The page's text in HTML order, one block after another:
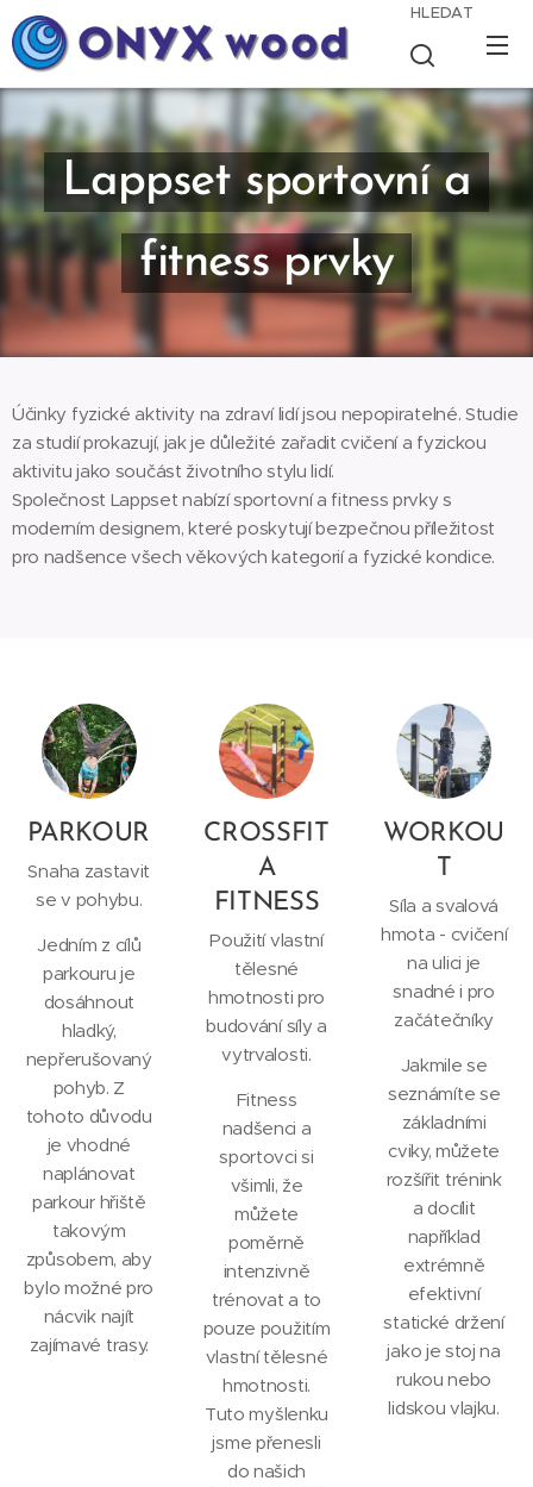
HLEDAT
Lappset sportovní a
fitness prvky
Účinky fyzické aktivity na zdraví lidí jsou nepopiratelné. Studie
za studií prokazují, jak je důležité zařadit cvičení a fyzickou
aktivitu jako součást životního stylu lidí.
Společnost Lappset nabízí sportovní a fitness prvky s
moderním designem, které poskytují bezpečnou příležitost
pro nadšence všech věkových kategorií a fyzické kondice.
PARKOUR
Snaha zastavit
se v pohybu.
Jedním z cílů
parkouru je
dosáhnout
hladký,
nepřerušovaný
pohyb. Z
tohoto důvodu
je vhodné
naplánovat
parkour hřiště
takovým
způsobem, aby
bylo možné pro
nácvik najít
zajímavé trasy.
CROSSFIT
A
FITNESS
Použití vlastní
tělesné
hmotnosti pro
budování síly a
vytrvalosti.
Fitness
nadšenci a
sportovci si
všimli, že
můžete
poměrně
intenzivně
trénovat a to
pouze použitím
vlastní tělesné
hmotnosti.
Tuto myšlenku
jsme přenesli
do našich
WORKOU
T
Síla a svalová
hmota - cvičení
na ulici je
snadné i pro
začátečníky
Jakmile se
seznámíte se
základními
cviky, můžete
rozšířit trénink
a docílit
například
extrémně
efektivní
statické držení
jako je stoj na
rukou nebo
lidskou vlajku.